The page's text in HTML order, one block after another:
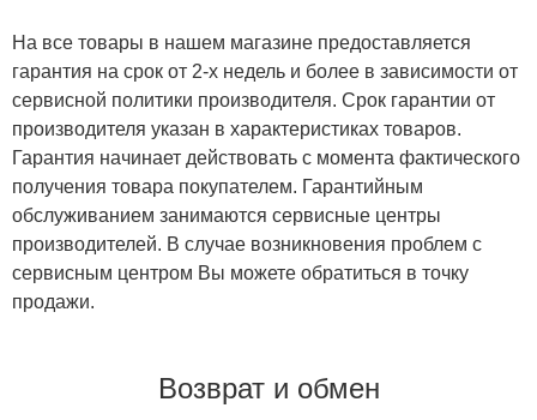
На все товары в нашем магазине предоставляется
гарантия на срок от 2-х недель и более в зависимости от
сервисной политики производителя. Срок гарантии от
производителя указан в характеристиках товаров.
Гарантия начинает действовать с момента фактического
получения товара покупателем. Гарантийным
обслуживанием занимаются сервисные центры
производителей. В случае возникновения проблем с
сервисным центром Вы можете обратиться в точку
продажи.
Возврат и обмен